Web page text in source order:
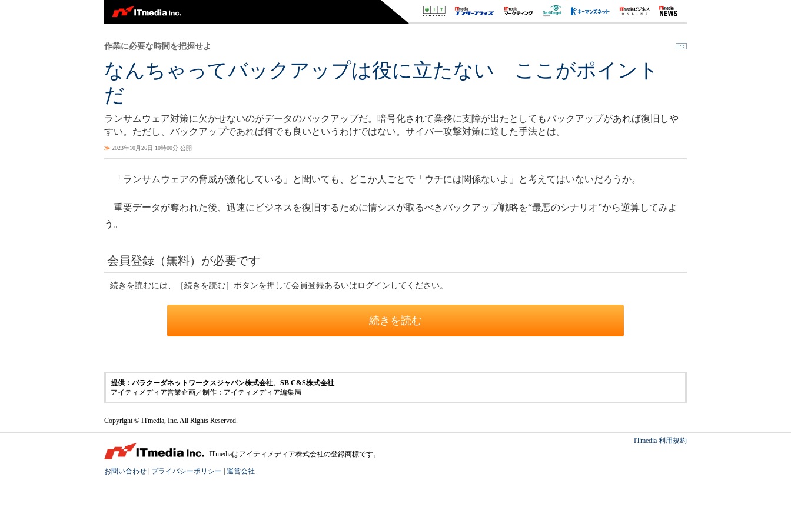
なんちゃってバックアップは役に立たない ここがポイント
だ
作業に必要な時間を把握せよ
ランサムウェア対策に欠かせないのがデータのバックアップだ。暗号化されて業務に支障が出たとしてもバックアップがあれば復旧しや
すい。ただし、バックアップであれば何でも良いというわけではない。サイバー攻撃対策に適した手法とは。
≫ 2023年10月26日 10時00分 公開
「ランサムウェアの脅威が激化している」と聞いても、どこか人ごとで「ウチには関係ないよ」と考えてはいないだろうか。
重要データが奪われた後、迅速にビジネスを復旧するために情シスが取るべきバックアップ戦略を“最悪のシナリオ”から逆算してみよ
う。
会員登録（無料）が必要です
続きを読むには、［続きを読む］ボタンを押して会員登録あるいはログインしてください。
続きを読む
提供：バラクーダネットワークスジャパン株式会社、SB C&S株式会社
アイティメディア営業企画／制作：アイティメディア編集局
Copyright © ITmedia, Inc. All Rights Reserved.
ITmedia 利用規約
ITmediaはアイティメディア株式会社の登録商標です。
お問い合わせ プライバシーポリシー 運営会社